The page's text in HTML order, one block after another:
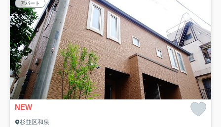
アパート
NEW
杉並区和泉